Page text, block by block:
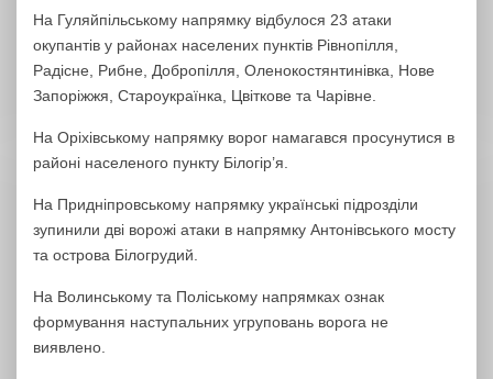
На Гуляйпільському напрямку відбулося 23 атаки
окупантів у районах населених пунктів Рівнопілля,
Радісне, Рибне, Добропілля, Оленокостянтинівка, Нове
Запоріжжя, Староукраїнка, Цвіткове та Чарівне.
На Оріхівському напрямку ворог намагався просунутися в
районі населеного пункту Білогір’я.
На Придніпровському напрямку українські підрозділи
зупинили дві ворожі атаки в напрямку Антонівського мосту
та острова Білогрудий.
На Волинському та Поліському напрямках ознак
формування наступальних угруповань ворога не
виявлено.